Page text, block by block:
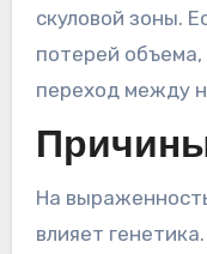
скуловой зоны.
потерей
переход между
На
влияет